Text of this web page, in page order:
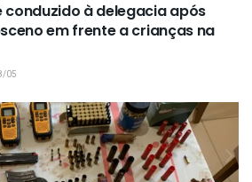
conduzido à delegacia após
em frente a crianças na
05